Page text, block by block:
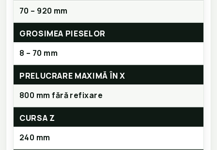
70 – 920 mm
GROSIMEA PIESELOR
8 – 70 mm
PRELUCRARE MAXIMĂ ÎN X
800 mm fără refixare
CURSA Z
240 mm